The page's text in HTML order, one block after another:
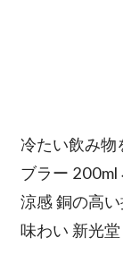
冷たい飲み物
ブラー 200ml
涼感 銅の高
味わい 新光